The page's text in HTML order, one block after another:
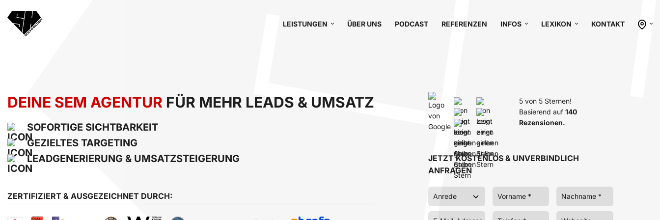
LEISTUNGEN ÜBER UNS PODCAST REFERENZEN INFOS LEXIKON KONTAKT
DEINE SEM AGENTUR FÜR MEHR LEADS & UMSATZ
SOFORTIGE SICHTBARKEIT
GEZIELTES TARGETING
LEADGENERIERUNG & UMSATZSTEIGERUNG
ZERTIFIZIERT & AUSGEZEICHNET DURCH:
5 von 5 Sternen!
Basierend auf 140
Rezensionen.
JETZT KOSTENLOS & UNVERBINDLICH
ANFRAGEN